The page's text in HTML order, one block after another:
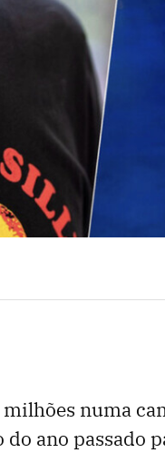
milhões numa
ano passado